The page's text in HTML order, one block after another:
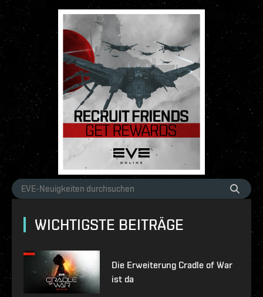
WICHTIGSTE BEITRÄGE
Die Erweiterung Cradle of War
ist da